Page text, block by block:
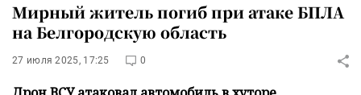
Мирный житель погиб при атаке БПЛА
на Белгородскую область
27 июля 2025, 17:25 0